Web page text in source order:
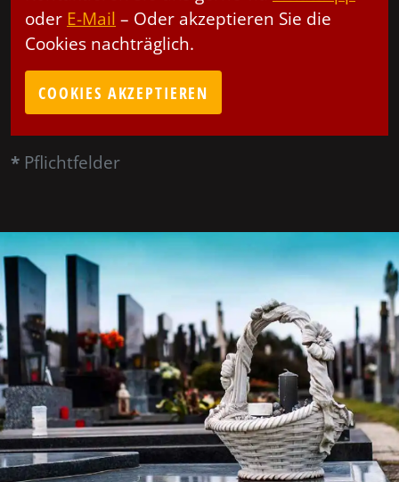
oder E-Mail – Oder akzeptieren Sie die
Cookies nachträglich.
COOKIES AKZEPTIEREN
* Pflichtfelder